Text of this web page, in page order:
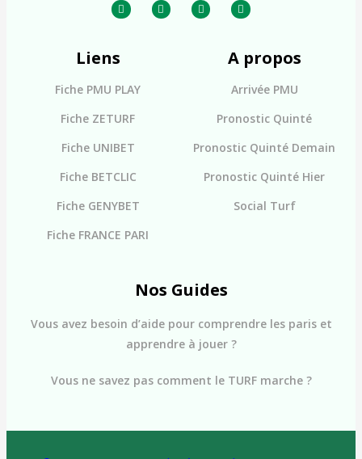
Liens
Fiche PMU PLAY
Fiche ZETURF
Fiche UNIBET
Fiche BETCLIC
Fiche GENYBET
Fiche FRANCE PARI
A propos
Arrivée PMU
Pronostic Quinté
Pronostic Quinté Demain
Pronostic Quinté Hier
Social Turf
Nos Guides
Vous avez besoin d’aide pour comprendre les paris et
apprendre à jouer ?
Vous ne savez pas comment le TURF marche ?